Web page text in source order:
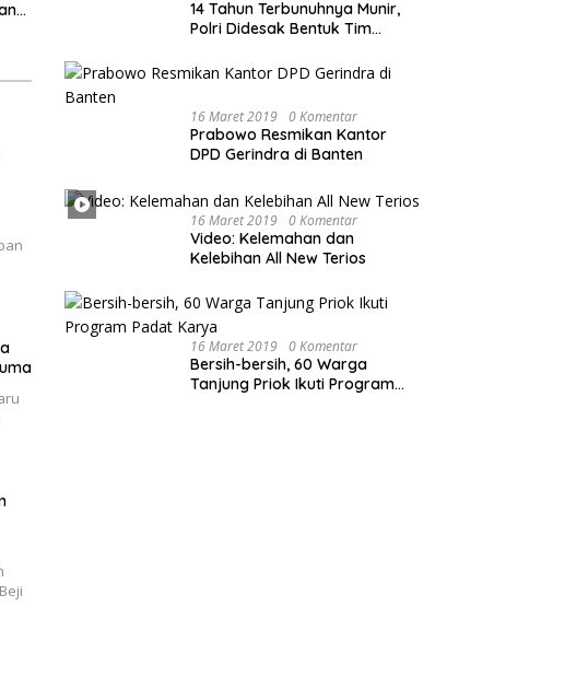
14 Tahun Terbunuhnya Munir,
Polri Didesak Bentuk Tim
16 Maret 2019 0 Komentar
Prabowo Resmikan Kantor
DPD Gerindra di Banten
16 Maret 2019 0 Komentar
Video: Kelemahan dan
Kelebihan All New Terios
16 Maret 2019 0 Komentar
Bersih-bersih, 60 Warga
Tanjung Priok Ikuti Program